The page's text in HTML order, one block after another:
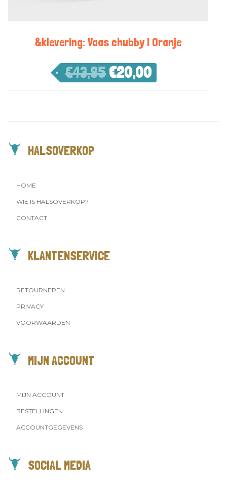
&klevering: Vaas chubby | Oranje
€43,95 €20,00
HALSOVERKOP
HOME
WIE IS HALSOVERKOP?
CONTACT
KLANTENSERVICE
RETOURNEREN
PRIVACY
VOORWAARDEN
MIJN ACCOUNT
MIJN ACCOUNT
BESTELLINGEN
ACCOUNTGEGEVENS
SOCIAL MEDIA